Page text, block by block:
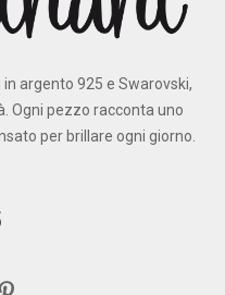
argento 925 e Swarovski,
Ogni pezzo racconta uno
per brillare ogni giorno.